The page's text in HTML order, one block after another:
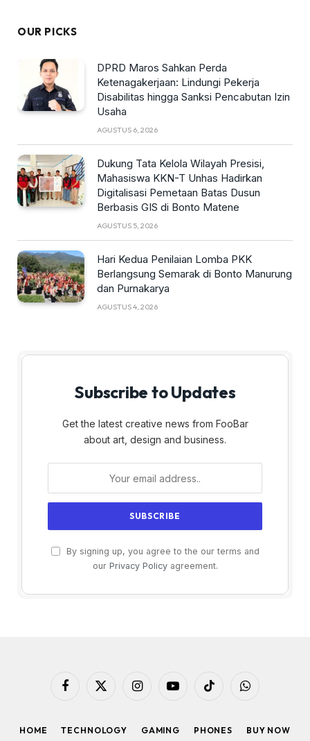
OUR PICKS
DPRD Maros Sahkan Perda
Ketenagakerjaan: Lindungi Pekerja
Disabilitas hingga Sanksi Pencabutan Izin
Usaha
AGUSTUS 6, 2026
Dukung Tata Kelola Wilayah Presisi,
Mahasiswa KKN-T Unhas Hadirkan
Digitalisasi Pemetaan Batas Dusun
Berbasis GIS di Bonto Matene
AGUSTUS 5, 2026
Hari Kedua Penilaian Lomba PKK
Berlangsung Semarak di Bonto Manurung
dan Purnakarya
AGUSTUS 4, 2026
Subscribe to Updates
Get the latest creative news from FooBar
about art, design and business.
By signing up, you agree to the our terms and
our Privacy Policyagreement.
Facebook
X
InstagramYouTubeTikTok WhatsApp
HOME TECHNOLOGY GAMING PHONES BUY NOW